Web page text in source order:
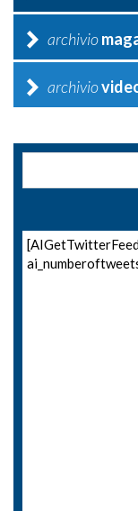
archivio
archivio